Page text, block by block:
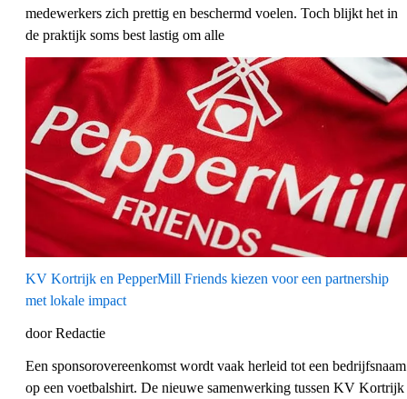
medewerkers zich prettig en beschermd voelen. Toch blijkt het in
de praktijk soms best lastig om alle
KV Kortrijk en PepperMill Friends kiezen voor een partnership
met lokale impact
door Redactie
Een sponsorovereenkomst wordt vaak herleid tot een bedrijfsnaam
op een voetbalshirt. De nieuwe samenwerking tussen KV Kortrijk